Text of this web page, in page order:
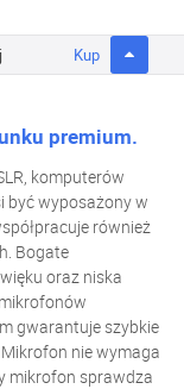
Kup
premium.
komputerów
być wyposażony w
również
Bogate
oraz niska
gwarantuje szybkie
nie wymaga
mikrofon sprawdza